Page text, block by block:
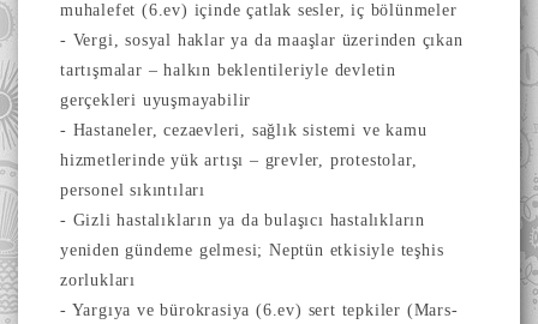
muhalefet (6.ev) içinde çatlak sesler, iç bölünmeler
- Vergi, sosyal haklar ya da maaşlar üzerinden çıkan
tartışmalar – halkın beklentileriyle devletin
gerçekleri uyuşmayabilir
- Hastaneler, cezaevleri, sağlık sistemi ve kamu
hizmetlerinde yük artışı – grevler, protestolar,
personel sıkıntıları
- Gizli hastalıkların ya da bulaşıcı hastalıkların
yeniden gündeme gelmesi; Neptün etkisiyle teşhis
zorlukları
- Yargıya ve bürokrasiya (6.ev) sert tepkiler (Mars-